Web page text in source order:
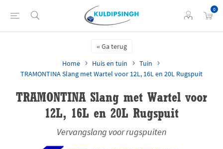
0
Ga terug
Home
Huis en tuin
Tuin
TRAMONTINA Slang met Wartel voor 12L, 16L en 20L Rugspuit
TRAMONTINA Slang met Wartel voor
12L, 16L en 20L Rugspuit
Vervangslang voor rugspuiten